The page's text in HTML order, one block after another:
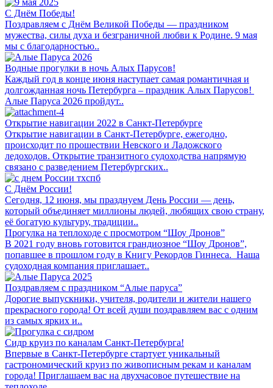
С Днём Победы!
Поздравляем с Днём Великой Победы — праздником
мужества, силы духа и безграничной любви к Родине. 9 мая
мы с благодарностью..
Водные прогулки в ночь Алых Парусов!
Каждый год в конце июня наступает самая романтичная и
долгожданная ночь Петербурга – праздник Алых Парусов!
Алые Паруса 2026 пройдут..
Открытие навигации 2022 в Санкт-Петербурге
Открытие навигации в Санкт-Петербурге, ежегодно,
происходит по прошествии Невского и Ладожского
ледоходов. Открытие транзитного судоходства напрямую
связано с разведением Петербургских..
С Днём России!
Сегодня, 12 июня, мы празднуем День России — день,
который объединяет миллионы людей, любящих свою страну,
её богатую культуру, традиции..
Прогулка на теплоходе с просмотром “Шоу Дронов”
В 2021 году вновь готовится грандиозное “Шоу Дронов”,
попавшее в прошлом году в Книгу Рекордов Гиннеса. Наша
судоходная компания приглашает..
Поздравляем с праздником “Алые паруса”
Дорогие выпускники, учителя, родители и жители нашего
прекрасного города! От всей души поздравляем вас с одним
из самых ярких и..
Сидр круиз по каналам Санкт-Петербурга!
Впервые в Санкт-Петербурге стартует уникальный
гастрономический круиз по живописным рекам и каналам
города! Приглашаем вас на двухчасовое путешествие на